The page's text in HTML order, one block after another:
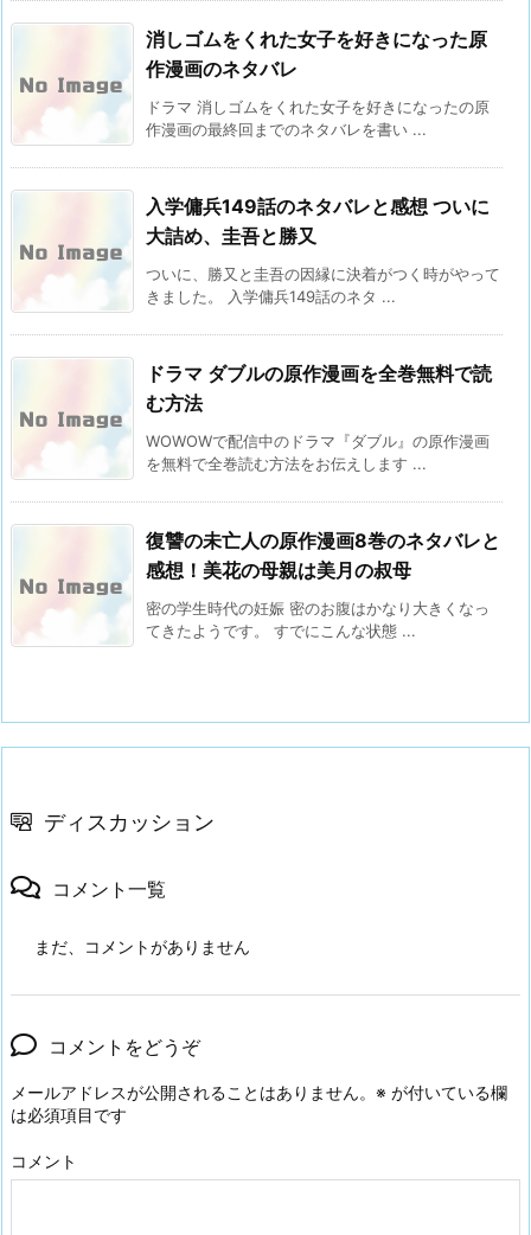
消しゴムをくれた女子を好きになった原
作漫画のネタバレ
ドラマ 消しゴムをくれた女子を好きになったの原
作漫画の最終回までのネタバレを書い ...
入学傭兵149話のネタバレと感想 ついに
大詰め、圭吾と勝又
ついに、勝又と圭吾の因縁に決着がつく時がやって
きました。 入学傭兵149話のネタ ...
ドラマ ダブルの原作漫画を全巻無料で読
む方法
WOWOWで配信中のドラマ『ダブル』の原作漫画
を無料で全巻読む方法をお伝えします ...
復讐の未亡人の原作漫画8巻のネタバレと
感想！美花の母親は美月の叔母
密の学生時代の妊娠 密のお腹はかなり大きくなっ
てきたようです。 すでにこんな状態 ...
ディスカッション
コメント一覧
まだ、コメントがありません
コメントをどうぞ
メールアドレスが公開されることはありません。 ※ が付いている欄
は必須項目です
コメント